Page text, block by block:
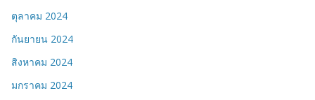
ตุลาคม 2024
กันยายน 2024
สิงหาคม 2024
มกราคม 2024